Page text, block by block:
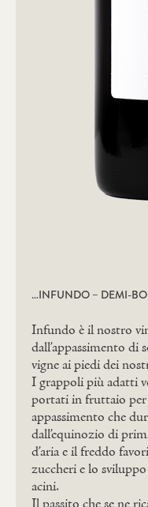
…INFUNDO – DEMI-
Infundo è il nostro
dall’appassimento di
vigne ai piedi dei
I grappoli più adatti
portati in fruttaio
appassimento che
dall’equinozio di
d’aria e il freddo
zuccheri e lo
acini.